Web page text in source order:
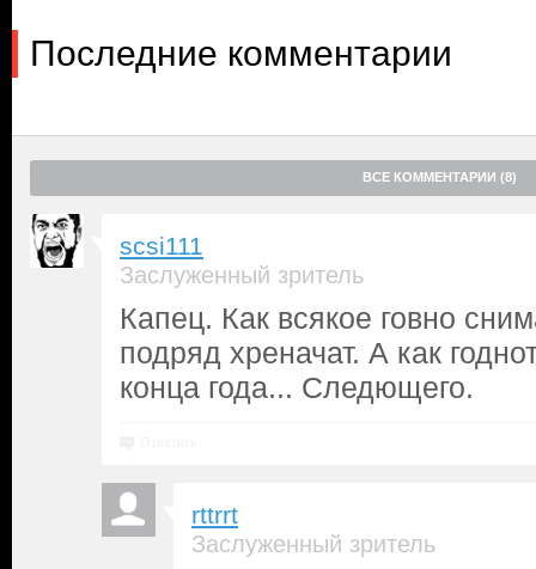
Последние комментарии
ВСЕ КОММЕНТАРИИ (8)
scsi111
Заслуженный зритель
Капец. Как всякое говно
подряд хреначат. А как
конца года... Следющего.
rttrrt
Заслуженный зритель